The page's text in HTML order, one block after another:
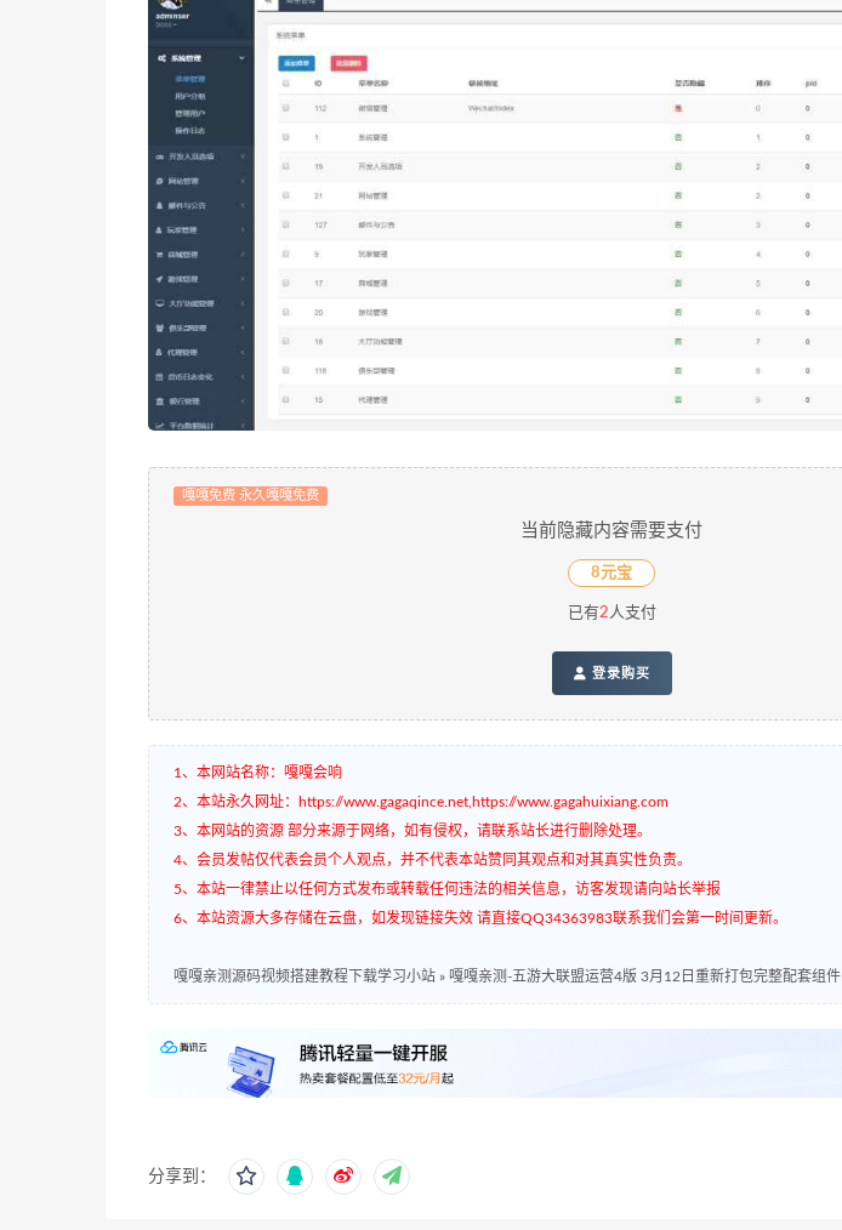
嘎嘎免费 永久嘎嘎免费
当前隐藏内容需要支付
8元宝
已有2人支付
登录购买
1、本网站名称：嘎嘎会响
2、本站永久网址：https://www.gagaqince.net,https://www.gagahuixiang.com
3、本网站的资源 部分来源于网络，如有侵权，请联系站长进行删除处理。
4、会员发帖仅代表会员个人观点，并不代表本站赞同其观点和对其真实性负责。
5、本站一律禁止以任何方式发布或转载任何违法的相关信息，访客发现请向站长举报
6、本站资源大多存储在云盘，如发现链接失效 请直接QQ34363983联系我们会第一时间更新。
嘎嘎亲测源码视频搭建教程下载学习小站 » 嘎嘎亲测-五游大联盟运营4版 3月12日重新打包完整配套组件
分享到：